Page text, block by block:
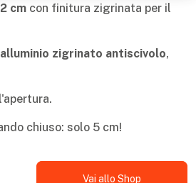
cm con finitura zigrinata per il
zigrinato antiscivolo,
chiuso: solo 5 cm!
Vai allo Shop